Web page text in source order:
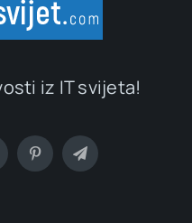
iz IT svijeta!